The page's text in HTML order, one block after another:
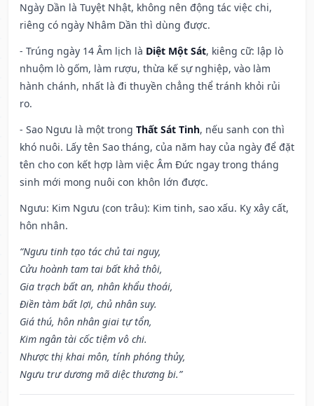
Ngày Dần là Tuyệt Nhật, không nên động tác việc chi,
riêng có ngày Nhâm Dần thì dùng được.
- Trúng ngày 14 Âm lịch là Diệt Một Sát, kiêng cữ: lập lò
nhuộm lò gốm, làm rượu, thừa kế sự nghiệp, vào làm
hành chánh, nhất là đi thuyền chẳng thể tránh khỏi rủi
ro.
- Sao Ngưu là một trong Thất Sát Tinh, nếu sanh con thì
khó nuôi. Lấy tên Sao tháng, của năm hay của ngày để đặt
tên cho con kết hợp làm việc Âm Đức ngay trong tháng
sinh mới mong nuôi con khôn lớn được.
Ngưu: Kim Ngưu (con trâu): Kim tinh, sao xấu. Kỵ xây cất,
hôn nhân.
“Ngưu tinh tạo tác chủ tai nguy,
Cửu hoành tam tai bất khả thôi,
Gia trạch bất an, nhân khẩu thoái,
Điền tàm bất lợi, chủ nhân suy.
Giá thú, hôn nhân giai tự tổn,
Kim ngân tài cốc tiệm vô chi.
Nhược thị khai môn, tính phóng thủy,
Ngưu trư dương mã diệc thương bi.”